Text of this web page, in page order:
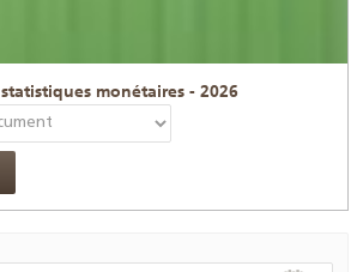
monétaires - 2026